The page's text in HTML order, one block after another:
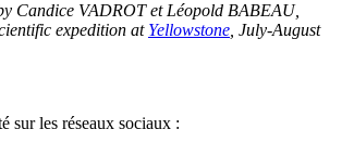
Candice VADROT et Léopold BABEAU,
expedition at Yellowstone , July-August
sur les réseaux sociaux :